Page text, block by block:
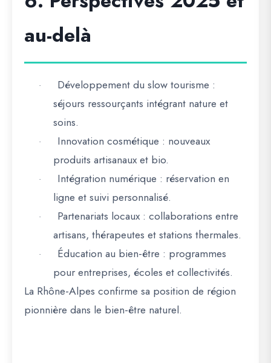
au-delà
· Développement du slow tourisme :
séjours ressourçants intégrant nature et
soins.
· Innovation cosmétique : nouveaux
produits artisanaux et bio.
· Intégration numérique : réservation en
ligne et suivi personnalisé.
· Partenariats locaux : collaborations entre
artisans, thérapeutes et stations thermales.
· Éducation au bien-être : programmes
pour entreprises, écoles et collectivités.
La Rhône-Alpes confirme sa position de région
pionnière dans le bien-être naturel.